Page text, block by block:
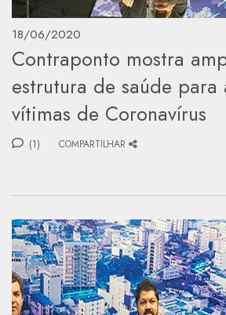
18/06/2020
Contraponto mostra
estrutura de saúde para
vítimas de Coronavírus
(1) COMPARTILHAR